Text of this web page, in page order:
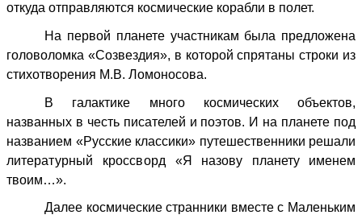
откуда отправляются космические корабли в полет.
На первой планете участникам была предложена
головоломка «Созвездия», в которой спрятаны строки из
стихотворения М.В. Ломоносова.
В галактике много космических объектов,
названных в честь писателей и поэтов. И на планете под
названием «Русские классики» путешественники решали
литературный кроссворд «Я назову планету именем
твоим…».
Далее космические странники вместе с Маленьким